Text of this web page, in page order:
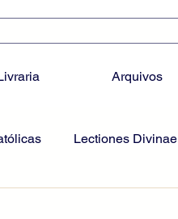
Arquivos
Lectiones Divinae